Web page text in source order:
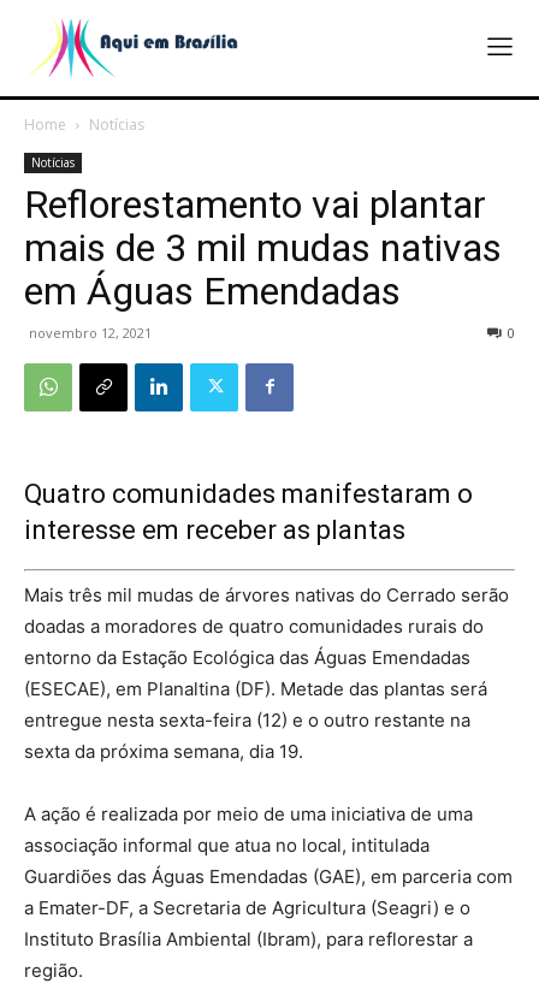
Home Notícias
Notícias
Reflorestamento vai plantar
mais de 3 mil mudas nativas
em Águas Emendadas
novembro 12, 2021 0
Quatro comunidades manifestaram o
interesse em receber as plantas
Mais três mil mudas de árvores nativas do Cerrado serão
doadas a moradores de quatro comunidades rurais do
entorno da Estação Ecológica das Águas Emendadas
(ESECAE), em Planaltina (DF). Metade das plantas será
entregue nesta sexta-feira (12) e o outro restante na
sexta da próxima semana, dia 19.
A ação é realizada por meio de uma iniciativa de uma
associação informal que atua no local, intitulada
Guardiões das Águas Emendadas (GAE), em parceria com
a Emater-DF, a Secretaria de Agricultura (Seagri) e o
Instituto Brasília Ambiental (Ibram), para reflorestar a
região.